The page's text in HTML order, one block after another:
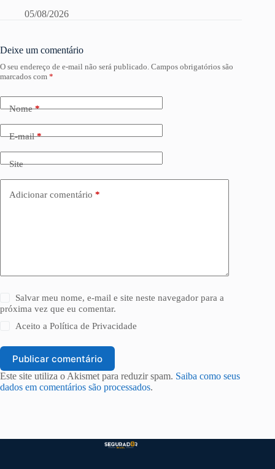
05/08/2026
Deixe um comentário
O seu endereço de e-mail não será publicado. Campos obrigatórios são
marcados com *
Nome*
E-mail*
Site
Adicionar comentário *
Salvar meu nome, e-mail e site neste navegador para a
próxima vez que eu comentar.
Aceito aPolítica de Privacidade
Publicar comentário
Este site utiliza o Akismet para reduzir spam. Saiba como seus
dados em comentários são processados.